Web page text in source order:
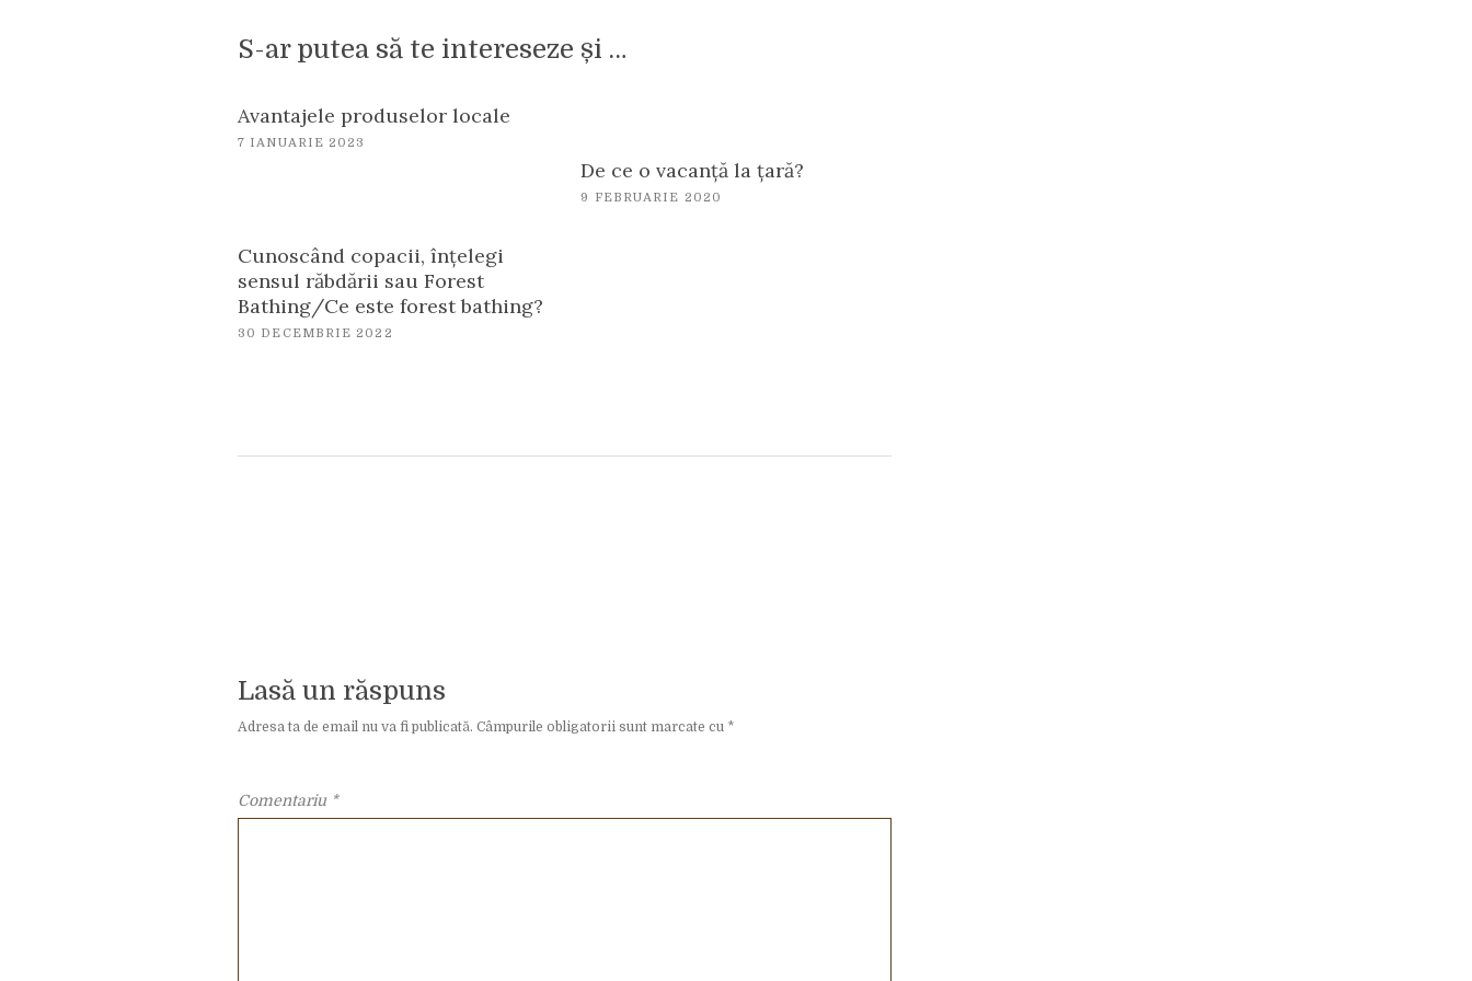
S-ar putea să te intereseze și …
Avantajele produselor locale
7 IANUARIE 2023
De ce o vacanță la țară?
9 FEBRUARIE 2020
Cunoscând copacii, înțelegi
sensul răbdării sau Forest
Bathing/Ce este forest bathing?
30 DECEMBRIE 2022
Lasă un răspuns
Adresa ta de email nu va fi publicată. Câmpurile obligatorii sunt marcate cu *
Comentariu *